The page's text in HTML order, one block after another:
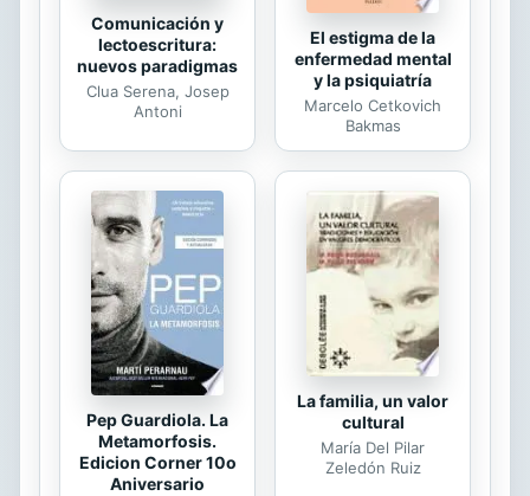
Comunicación y
lectoescritura:
nuevos paradigmas
Clua Serena, Josep
Antoni
El estigma de la
enfermedad mental
y la psiquiatría
Marcelo Cetkovich
Bakmas
Pep Guardiola. La
Metamorfosis.
Edicion Corner 10o
Aniversario
La familia, un valor
cultural
María Del Pilar
Zeledón Ruiz